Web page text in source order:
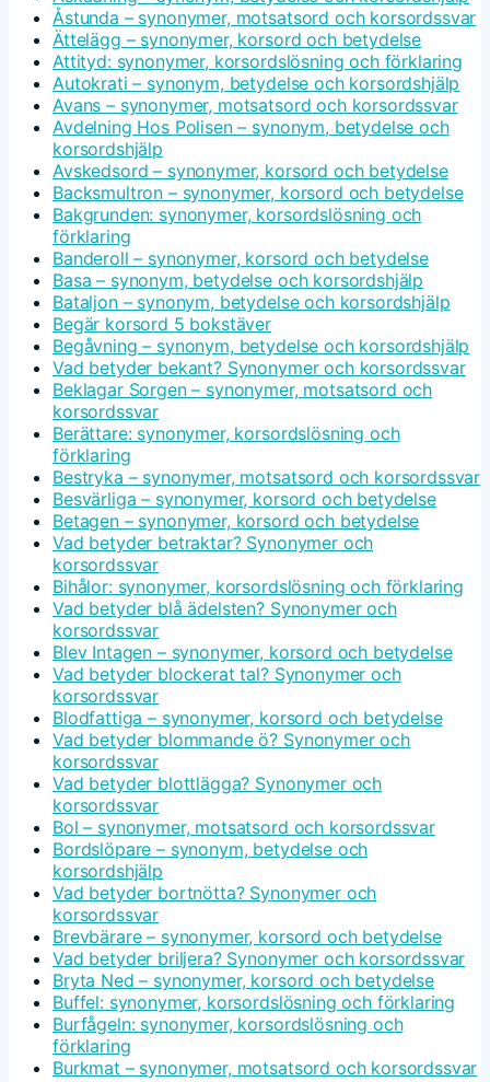
Åstunda – synonymer, motsatsord och korsordssvar
Ättelägg – synonymer, korsord och betydelse
Attityd: synonymer, korsordslösning och förklaring
Autokrati – synonym, betydelse och korsordshjälp
Avans – synonymer, motsatsord och korsordssvar
Avdelning Hos Polisen – synonym, betydelse och
korsordshjälp
Avskedsord – synonymer, korsord och betydelse
Backsmultron – synonymer, korsord och betydelse
Bakgrunden: synonymer, korsordslösning och
förklaring
Banderoll – synonymer, korsord och betydelse
Basa – synonym, betydelse och korsordshjälp
Bataljon – synonym, betydelse och korsordshjälp
Begär korsord 5 bokstäver
Begåvning – synonym, betydelse och korsordshjälp
Vad betyder bekant? Synonymer och korsordssvar
Beklagar Sorgen – synonymer, motsatsord och
korsordssvar
Berättare: synonymer, korsordslösning och
förklaring
Bestryka – synonymer, motsatsord och korsordssvar
Besvärliga – synonymer, korsord och betydelse
Betagen – synonymer, korsord och betydelse
Vad betyder betraktar? Synonymer och
korsordssvar
Bihålor: synonymer, korsordslösning och förklaring
Vad betyder blå ädelsten? Synonymer och
korsordssvar
Blev Intagen – synonymer, korsord och betydelse
Vad betyder blockerat tal? Synonymer och
korsordssvar
Blodfattiga – synonymer, korsord och betydelse
Vad betyder blommande ö? Synonymer och
korsordssvar
Vad betyder blottlägga? Synonymer och
korsordssvar
Bol – synonymer, motsatsord och korsordssvar
Bordslöpare – synonym, betydelse och
korsordshjälp
Vad betyder bortnötta? Synonymer och
korsordssvar
Brevbärare – synonymer, korsord och betydelse
Vad betyder briljera? Synonymer och korsordssvar
Bryta Ned – synonymer, korsord och betydelse
Buffel: synonymer, korsordslösning och förklaring
Burfågeln: synonymer, korsordslösning och
förklaring
Burkmat – synonymer, motsatsord och korsordssvar